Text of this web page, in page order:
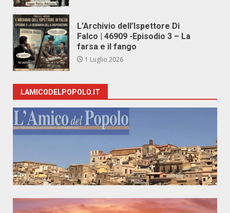
L’Archivio dell’Ispettore Di
Falco | 46909 -Episodio 3 – La
farsa e il fango
1 Luglio 2026
LAMICODELPOPOLO.IT